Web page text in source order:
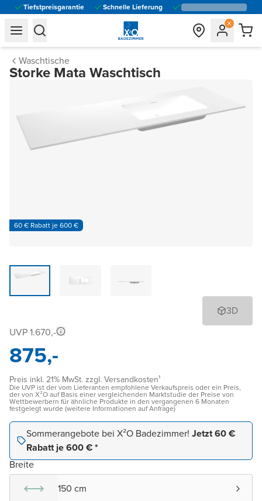
Tiefstpreisgarantie Schnelle Lieferung
general.navigation.toggle_menu.label
general.navigation.toggle_menu.label
Waschtische
Storke Mata Waschtisch
60 € Rabatt je 600 €
3D
UVP 1.670,-
875,-
Preis inkl. 21% MwSt. zzgl. Versandkosten¹
Die UVP ist der vom Lieferanten empfohlene Verkaufspreis oder ein Preis,
der von X²O auf Basis einer vergleichenden Marktstudie der Preise von
Wettbewerbern für ähnliche Produkte in den vergangenen 6 Monaten
festgelegt wurde (weitere Informationen auf Anfrage)
Sommerangebote bei X²O Badezimmer! Jetzt 60 €
Rabatt je 600 € *
Breite
150 cm